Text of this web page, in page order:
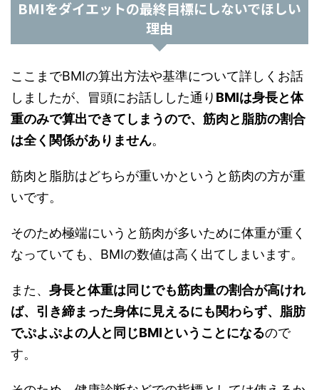
BMIをダイエットの最終目標にしないでほしい
理由
ここまでBMIの算出方法や基準について詳しくお話
しましたが、冒頭にお話しした通り BMIは身長と体
重のみで算出できてしまうので、筋肉と脂肪の割合
は全く関係がありません。
筋肉と脂肪はどちらが重いかというと筋肉の方が重
いです。
そのため極端にいうと筋肉が多いために体重が重く
なっていても、BMIの数値は高く出てしまいます。
また、 身長と体重は同じでも筋肉量の割合が高けれ
ば、引き締まった身体に見えるにも関わらず、脂肪
でぷよぷよの人と同じBMIということになるので
す。